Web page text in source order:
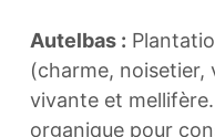
Autelbas :
(charme,
vivante et
organique pour